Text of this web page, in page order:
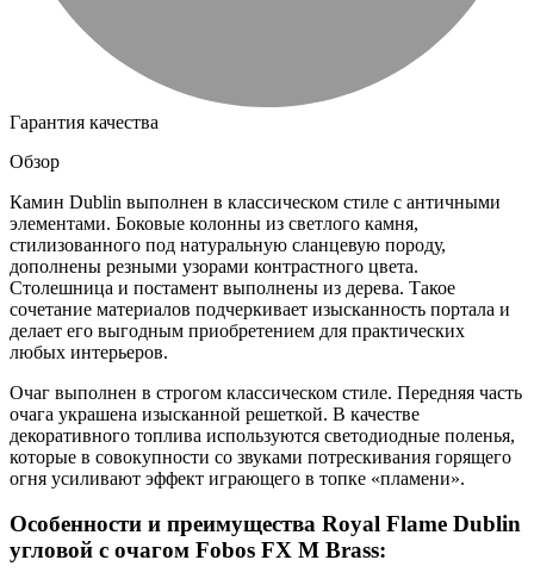
Гарантия качества
Обзор
Камин Dublin выполнен в классическом стиле с античными
элементами. Боковые колонны из светлого камня,
стилизованного под натуральную сланцевую породу,
дополнены резными узорами контрастного цвета.
Столешница и постамент выполнены из дерева. Такое
сочетание материалов подчеркивает изысканность портала и
делает его выгодным приобретением для практических
любых интерьеров.
Очаг выполнен в строгом классическом стиле. Передняя часть
очага украшена изысканной решеткой. В качестве
декоративного топлива используются светодиодные поленья,
которые в совокупности со звуками потрескивания горящего
огня усиливают эффект играющего в топке «пламени».
Особенности и преимущества Royal Flame Dublin
угловой с очагом Fobos FX M Brass: